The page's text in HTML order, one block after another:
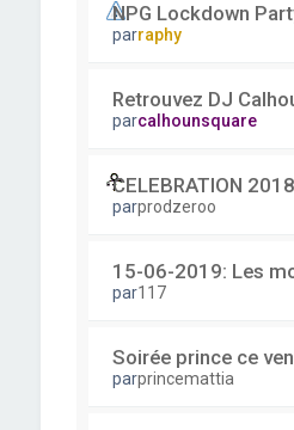
NPG Lockdown
parraphy
Retrouvez DJ
parcalhounsquare
CELEBRATION
parprodzeroo
15-06-2019: Les
par117
Soirée prince ce
parprincemattia